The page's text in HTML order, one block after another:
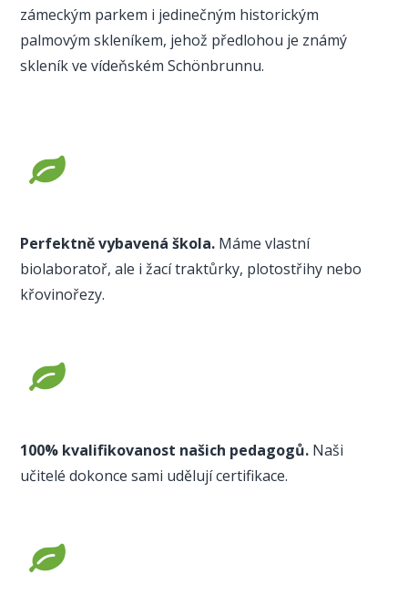
zámeckým parkem i jedinečným historickým
palmovým skleníkem, jehož předlohou je známý
skleník ve vídeňském Schönbrunnu.
Perfektně vybavená škola. Máme vlastní
biolaboratoř, ale i žací traktůrky, plotostřihy nebo
křovinořezy.
100% kvalifikovanost našich pedagogů. Naši
učitelé dokonce sami udělují certifikace.